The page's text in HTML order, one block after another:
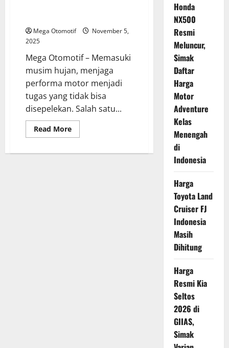
Mega Otomotif
November 5,
2025
Mega Otomotif – Memasuki
musim hujan, menjaga
performa motor menjadi
tugas yang tidak bisa
disepelekan. Salah satu...
Read MoreRead
more
Hujan
Honda
NX500
Resmi
Meluncur,
Simak
Daftar
Harga
Motor
Adventure
Kelas
Menengah
di
Indonesia
Harga
Toyota Land
Cruiser FJ
Indonesia
Masih
Dihitung
Harga
Resmi Kia
Seltos
2026 di
GIIAS,
Simak